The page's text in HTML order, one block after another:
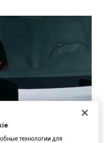
технологии для